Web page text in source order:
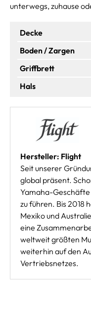
unterwegs, zuhause
Decke
Boden / Zargen
Griffbrett
Hals
Hersteller: Flight
Seit unserer
global präsent.
Yamaha-Geschäfte
zu führen. Bis 2018
Mexiko und
eine
weltweit größten
weiterhin auf den
Vertriebsnetzes.